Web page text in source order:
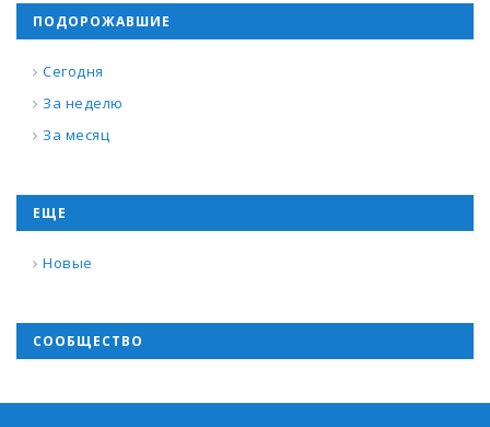
ПОДОРОЖАВШИЕ
Сегодня
За неделю
За месяц
ЕЩЕ
Новые
СООБЩЕСТВО